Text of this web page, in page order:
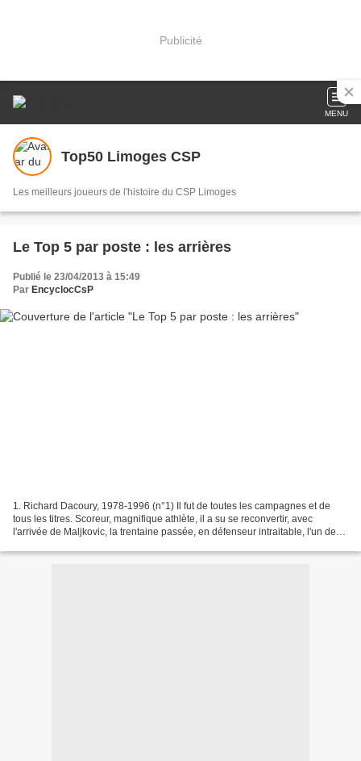
Publicité
MENU
Top50 Limoges CSP
Les meilleurs joueurs de l'histoire du CSP Limoges
Le Top 5 par poste : les arrières
Publié le 23/04/2013 à 15:49
Par EncyclocCsP
1. Richard Dacoury, 1978-1996 (n°1) Il fut de toutes les campagnes et de
tous les titres. Scoreur, magnifique athlète, il a su se reconvertir, avec
l'arrivée de Maljkovic, la trentaine passée, en défenseur intraitable, l'un des